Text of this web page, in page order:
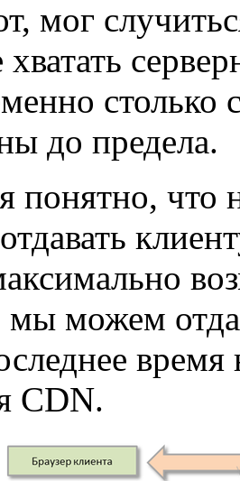
мог
хватать
столько
до предела.
понятно,
мы можем
CDN.